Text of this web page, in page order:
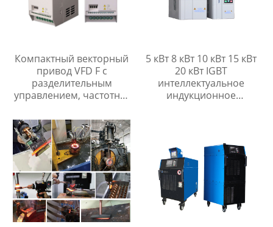
Компактный векторный
привод VFD F с
разделительным
управлением, частотно-
5 кВт 8 кВт 10 кВт 15 кВт
20 кВт IGBT
интеллектуальное
индукционное